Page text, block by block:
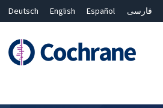
Deutsch English Español فارسی